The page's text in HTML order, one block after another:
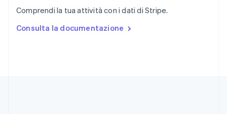
Comprendi la tua attività con i dati di Stripe.
Consulta la documentazione
EspañolEnglish
English Español简体中文